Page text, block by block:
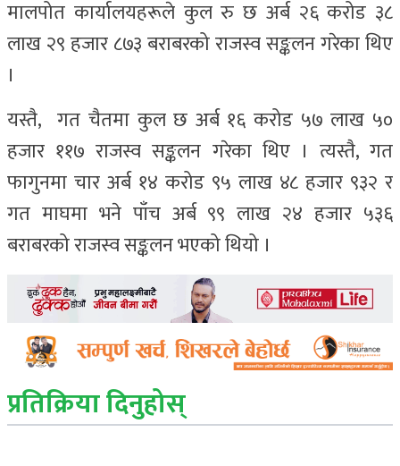
मालपोत कार्यालयहरूले कुल रु छ अर्ब २६ करोड ३८
लाख २९ हजार ८७३ बराबरको राजस्व सङ्कलन गरेका थिए
।
यस्तै, गत चैतमा कुल छ अर्ब १६ करोड ५७ लाख ५०
हजार ११७ राजस्व सङ्कलन गरेका थिए । त्यस्तै, गत
फागुनमा चार अर्ब १४ करोड ९५ लाख ४८ हजार ९३२ र
गत माघमा भने पाँच अर्ब ९९ लाख २४ हजार ५३६
बराबरको राजस्व सङ्कलन भएको थियो ।
प्रतिक्रिया दिनुहोस्